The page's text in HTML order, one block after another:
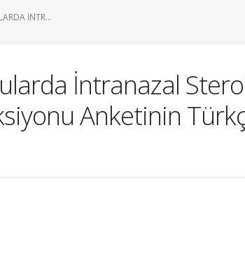
İNTR...
İntranazal
Anketinin